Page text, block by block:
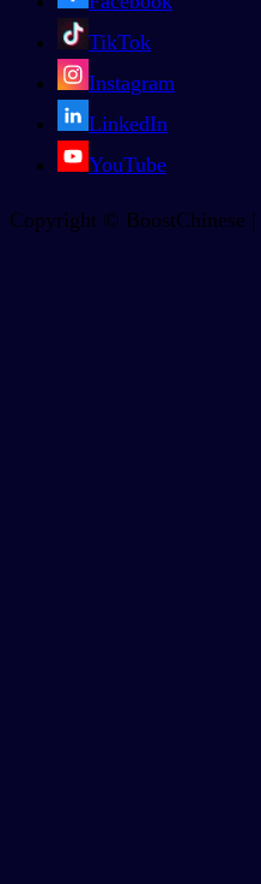
TikTok
Instagram
LinkedIn
YouTube
Copyright © BoostChinese |